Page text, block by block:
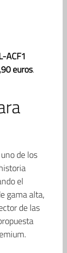
ACF1
euros.
de los
el
gama alta,
de las